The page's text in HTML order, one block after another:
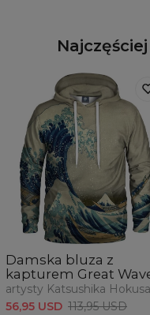
Damska bluza z
kapturem Great
artysty Katsushika
56,95 USD 113,95 USD